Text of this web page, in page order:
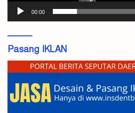
00:00
Pasang IKLAN